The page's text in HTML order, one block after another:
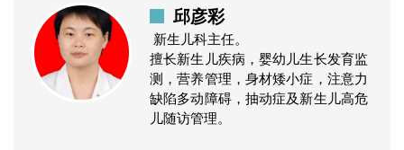
邱彦彩
新生儿科主任。
擅长新生儿疾病，婴幼儿生长发育监
测，营养管理，身材矮小症，注意力
缺陷多动障碍，抽动症及新生儿高危
儿随访管理。